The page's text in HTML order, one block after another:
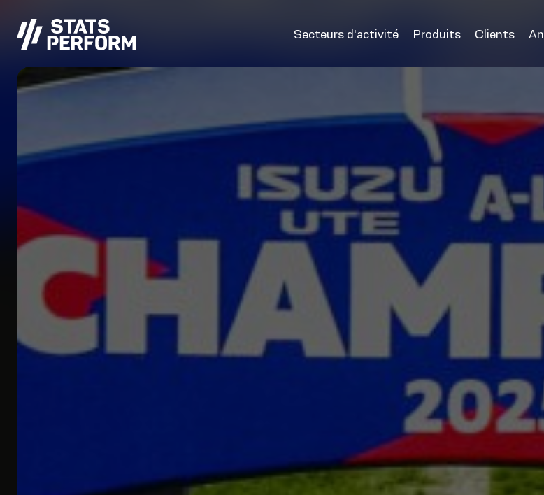
Secteurs d'activité
Produits Clients